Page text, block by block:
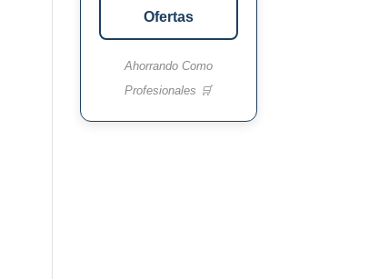
Ofertas
Ahorrando Como
Profesionales 🛒